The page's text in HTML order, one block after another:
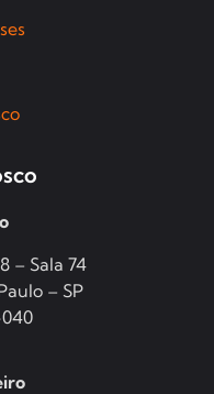
– Sala 74
– SP